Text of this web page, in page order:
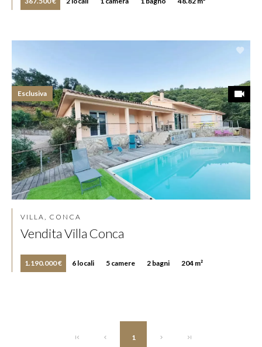
VILLA, CONCA
Vendita Villa Conca
1.190.000 € 6 locali 5 camere 2 bagni 204 m²
Esclusiva
1